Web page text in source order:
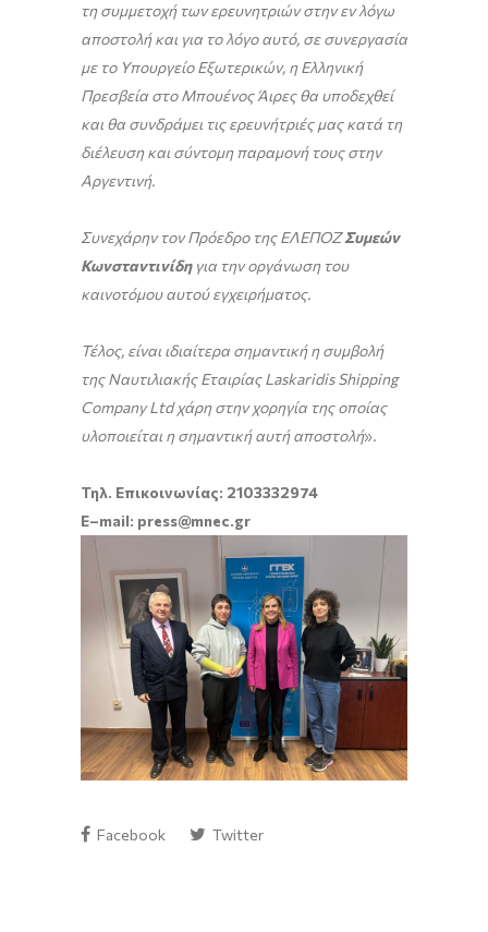
τη συμμετοχή των ερευνητριών στην εν λόγω
αποστολή και για το λόγο αυτό, σε συνεργασία
με το Υπουργείο Εξωτερικών, η Ελληνική
Πρεσβεία στο Μπουένος Άιρες θα υποδεχθεί
και θα συνδράμει τις ερευνήτριές μας κατά τη
διέλευση και σύντομη παραμονή τους στην
Αργεντινή.
Συνεχάρην τον Πρόεδρο της ΕΛΕΠΟΖΣυμεών
Κωνσταντινίδηγια την οργάνωση του
καινοτόμου αυτού εγχειρήματος.
Τέλος, είναι ιδιαίτερα σημαντική η συμβολή
της Ναυτιλιακής ΕταιρίαςLaskaridis Shipping
Company Ltdχάρη στην χορηγία της οποίας
υλοποιείται η σημαντική αυτή αποστολή».
Τηλ. Επικοινωνίας: 2103332974
E–mail: press@mnec.gr
Facebook Twitter